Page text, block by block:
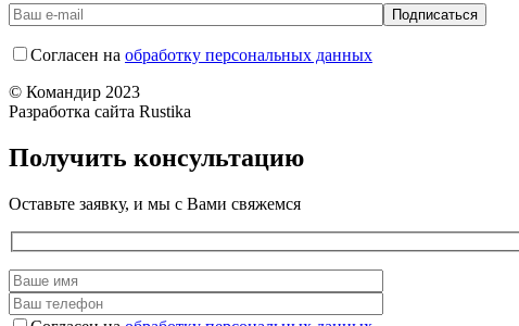
Согласен на обработку персональных данных
© Командир 2023
Разработка сайта Rustika
Получить консультацию
Оставьте заявку, и мы с Вами свяжемся